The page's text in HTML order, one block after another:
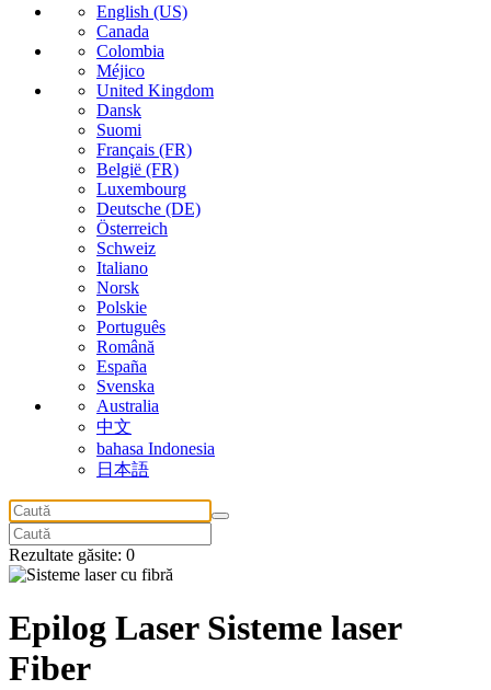
English (US)
Canada
Colombia
Méjico
United Kingdom
Dansk
Suomi
Français (FR)
België (FR)
Luxembourg
Deutsche (DE)
Österreich
Schweiz
Italiano
Norsk
Polskie
Português
Română
España
Svenska
Australia
中文
bahasa Indonesia
日本語
Rezultate găsite: 0
Epilog Laser Sisteme laser
Fiber